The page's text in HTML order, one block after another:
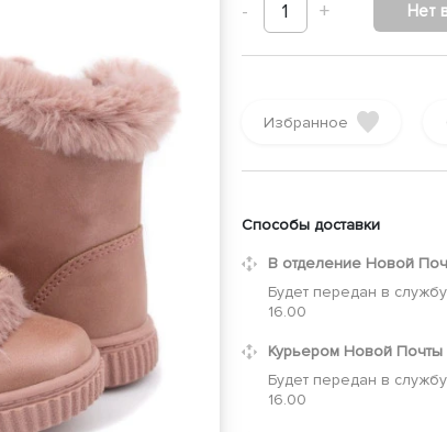
- 1 + Нет
Избранное
Способы доставки
В отделение Новой
Будет передан в
16.00
Курьером Новой Почты
Будет передан в
16.00